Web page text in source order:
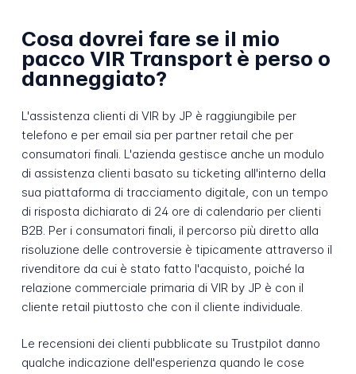
Cosa dovrei fare se il mio
pacco VIR Transport è perso o
danneggiato?
L'assistenza clienti di VIR by JP è raggiungibile per
telefono e per email sia per partner retail che per
consumatori finali. L'azienda gestisce anche un modulo
di assistenza clienti basato su ticketing all'interno della
sua piattaforma di tracciamento digitale, con un tempo
di risposta dichiarato di 24 ore di calendario per clienti
B2B. Per i consumatori finali, il percorso più diretto alla
risoluzione delle controversie è tipicamente attraverso il
rivenditore da cui è stato fatto l'acquisto, poiché la
relazione commerciale primaria di VIR by JP è con il
cliente retail piuttosto che con il cliente individuale.
Le recensioni dei clienti pubblicate su Trustpilot danno
qualche indicazione dell'esperienza quando le cose